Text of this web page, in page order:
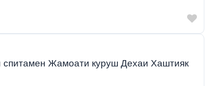
спитамен Жамоати куруш Дехаи Хаштияк